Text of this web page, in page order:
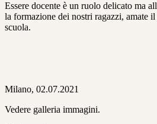
Essere docente è un ruolo delicato ma
la formazione dei nostri ragazzi, amate
scuola.
Milano, 02.07.2021
Vedere galleria immagini.